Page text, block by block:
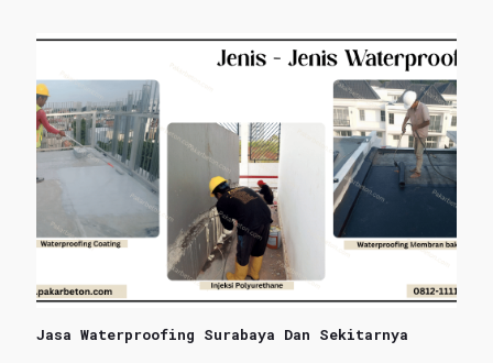
Jasa Waterproofing Surabaya Dan Sekitarnya